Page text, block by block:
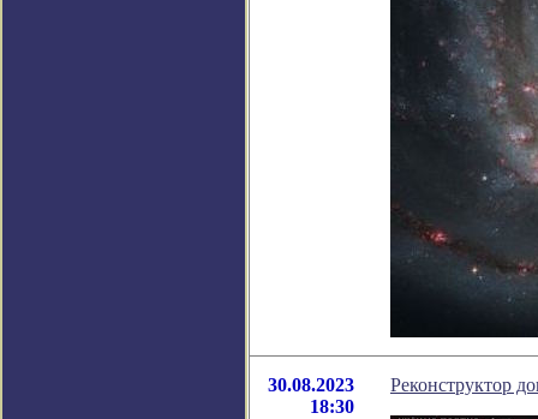
30.08.2023
18:30
Реконструктор